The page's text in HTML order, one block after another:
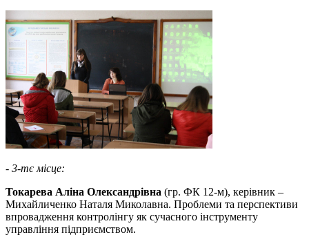
- 3-тє місце:
Токарева Аліна Олександрівна (гр. ФК 12-м), керівник –
Михайличенко Наталя Миколавна. Проблеми та перспективи
впровадження контролінгу як сучасного інструменту
управління підприємством.